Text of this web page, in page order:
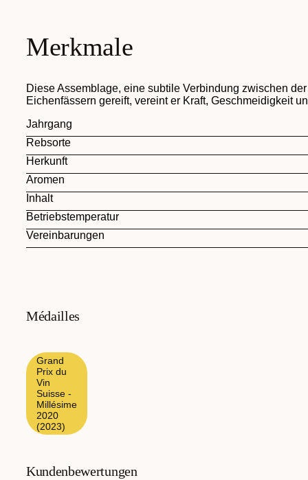
Merkmale
Diese Assemblage, eine subtile Verbindung zwischen
Eichenfässern gereift, vereint er Kraft, Geschmeidigkeit
Jahrgang
Rebsorte
Herkunft
Aromen
Inhalt
Betriebstemperatur
Vereinbarungen
Médailles
Grand
Prix du
Vin
Suisse -
Millésime
2020
(2023)
Kundenbewertungen